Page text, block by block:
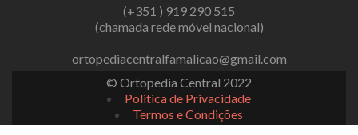
(+351 ) 919 290 515
(chamada rede móvel nacional)
ortopediacentralfamalicao@gmail.com
© Ortopedia Central 2022
Politica de Privacidade
Termos e Condições
Livro de Reclamações